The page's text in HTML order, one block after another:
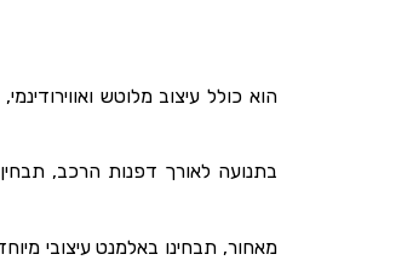
הוא כולל עיצוב מלוטש
בתנועה לאורך דפנות הרכב,
מאחור, תבחינו באלמנט עיצובי